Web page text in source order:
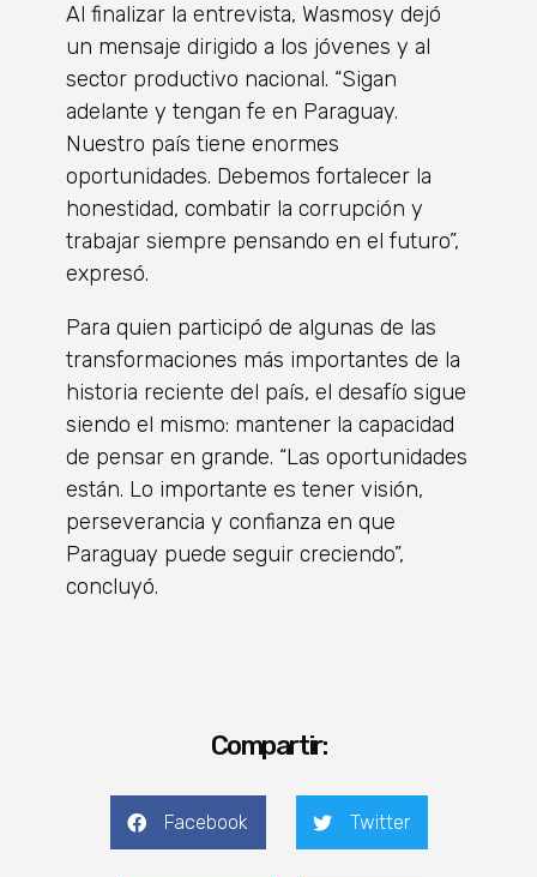
Al finalizar la entrevista, Wasmosy dejó
un mensaje dirigido a los jóvenes y al
sector productivo nacional. “Sigan
adelante y tengan fe en Paraguay.
Nuestro país tiene enormes
oportunidades. Debemos fortalecer la
honestidad, combatir la corrupción y
trabajar siempre pensando en el futuro”,
expresó.
Para quien participó de algunas de las
transformaciones más importantes de la
historia reciente del país, el desafío sigue
siendo el mismo: mantener la capacidad
de pensar en grande. “Las oportunidades
están. Lo importante es tener visión,
perseverancia y confianza en que
Paraguay puede seguir creciendo”,
concluyó.
Compartir:
Facebook Twitter